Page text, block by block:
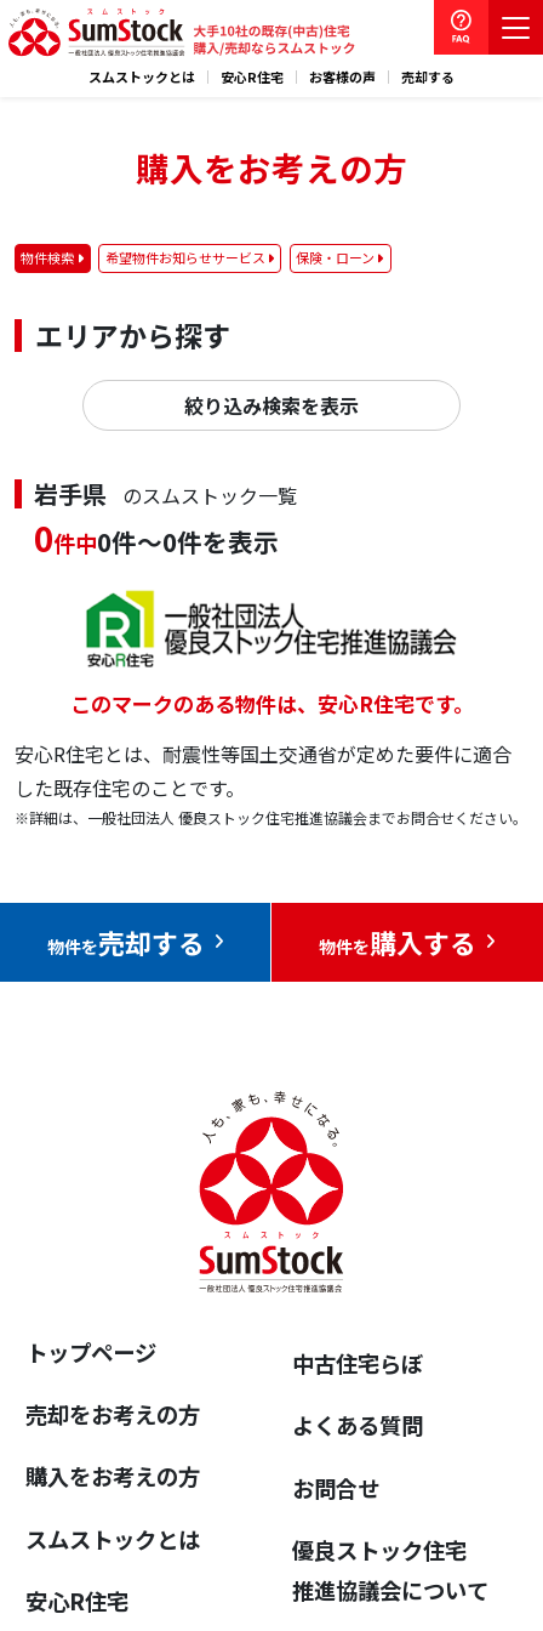
スムストックとは 安心R住宅 お客様の声 売却する
購入をお考えの方
物件検索 希望物件お知らせサービス 保険・ローン
エリアから探す
絞り込み検索を表示
岩手県 のスムストック一覧
0件中0件～0件を表示
このマークのある物件は、安心R住宅です。
安心R住宅とは、耐震性等国土交通省が定めた要件に適合
した既存住宅のことです。
※詳細は、一般社団法人 優良ストック住宅推進協議会までお問合せください。
物件を売却する 物件を購入する
トップページ
売却をお考えの方
購入をお考えの方
スムストックとは
安心R住宅
中古住宅らぼ
よくある質問
お問合せ
優良ストック住宅
推進協議会について